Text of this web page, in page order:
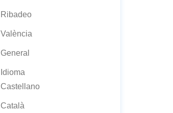
Ribadeo
València
General
Idioma
Castellano
Català